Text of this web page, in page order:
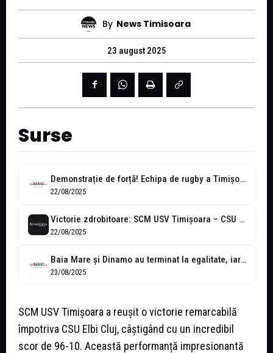
By News Timisoara
23 august 2025
Surse
Demonstrație de forță! Echipa de rugby a Timișoarei, aproape de o sută...
22/08/2025
Victorie zdrobitoare: SCM USV Timișoara – CSU Elbi Cluj 96-10
22/08/2025
Baia Mare și Dinamo au terminat la egalitate, iar Timișoara a câștigat...
23/08/2025
SCM USV Timișoara a reușit o victorie remarcabilă
împotriva CSU Elbi Cluj, câștigând cu un incredibil
scor de 96-10. Această performanță impresionantă